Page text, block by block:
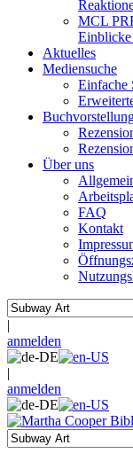
MCL
Einblicke
Aktuelles
Mediensuche
Einfache
Über uns
FAQ
Kontakt
|
anmelden
|
anmelden